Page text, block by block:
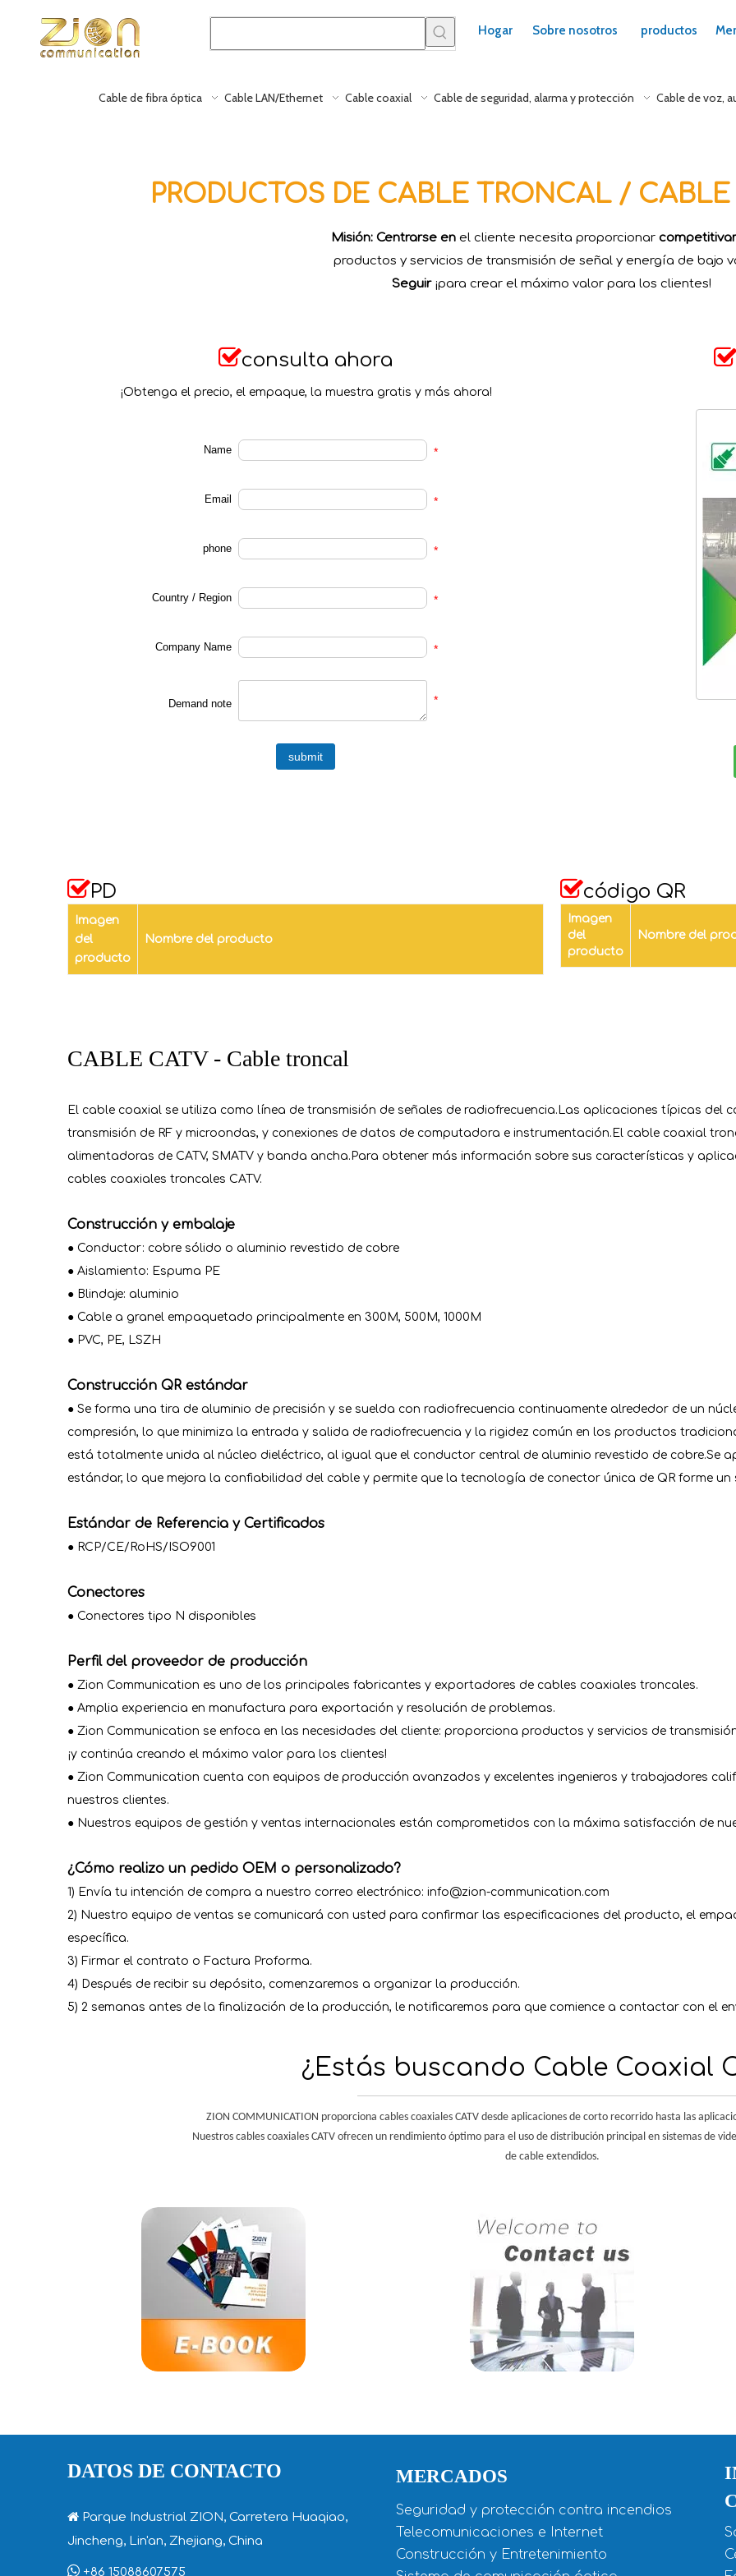
Hogar Sobre nosotros productos
Cable de fibra óptica Cable LAN/Ethernet Cable coaxial Cable de seguridad, alarma y protección Cable de voz,
PRODUCTOS DE CABLE TRONCAL /
Misión: Centrarse en el cliente necesita proporcionar
productos y servicios de transmisión de señal y energía de bajo
Seguir¡para crear el máximo valor para los clientes!
consulta ahora
¡Obtenga el precio, el empaque, la muestra gratis y más ahora!
Name *
Email *
phone *
Country / Region *
Company Name *
Demand note *
submit

PD
Imagen
del
producto
Nombre del producto
código QR
Imagen
del
producto
Nombre del
CABLE CATV - Cable troncal
El cable coaxial se utiliza como línea de transmisión de señales de radiofrecuencia.Las aplicaciones típicas del
transmisión de RF y microondas, y conexiones de datos de computadora e instrumentación.El cable coaxial
alimentadoras de CATV, SMATV y banda ancha.Para obtener más información sobre sus características y
cables coaxiales troncales CATV.
Construcción y embalaje
● Conductor: cobre sólido o aluminio revestido de cobre
● Aislamiento: Espuma PE
● Blindaje: aluminio
● Cable a granel empaquetado principalmente en 300M, 500M, 1000M
● PVC, PE, LSZH
Construcción QR estándar
● Se forma una tira de aluminio de precisión y se suelda con radiofrecuencia continuamente alrededor de un
compresión, lo que minimiza la entrada y salida de radiofrecuencia y la rigidez común en los productos
está totalmente unida al núcleo dieléctrico, al igual que el conductor central de aluminio revestido de cobre.Se
estándar, lo que mejora la confiabilidad del cable y permite que la tecnología de conector única de QR forme un
Estándar de Referencia y Certificados
● RCP/CE/RoHS/ISO9001
Conectores
● Conectores tipo N disponibles
Perfil del proveedor de producción
● Zion Communication es uno de los principales fabricantes y exportadores de cables coaxiales troncales.
● Amplia experiencia en manufactura para exportación y resolución de problemas.
● Zion Communication se enfoca en las necesidades del cliente: proporciona productos y servicios de
¡y continúa creando el máximo valor para los clientes!
● Zion Communication cuenta con equipos de producción avanzados y excelentes ingenieros y trabajadores
nuestros clientes.
● Nuestros equipos de gestión y ventas internacionales están comprometidos con la máxima satisfacción de
¿Cómo realizo un pedido OEM o personalizado?
1) Envía tu intención de compra a nuestro correo electrónico: info@zion-communication.com
2) Nuestro equipo de ventas se comunicará con usted para confirmar las especificaciones del producto, el
específica.
3) Firmar el contrato o Factura Proforma.
4) Después de recibir su depósito, comenzaremos a organizar la producción.
5) 2 semanas antes de la finalización de la producción, le notificaremos para que comience a contactar con el
¿Estás buscando Cable Coaxial
ZION COMMUNICATION proporciona cables coaxiales CATV desde aplicaciones de corto recorrido hasta las
Nuestros cables coaxiales CATV ofrecen un rendimiento óptimo para el uso de distribución principal en sistemas de
de cable extendidos.
DATOS DE CONTACTO
 Parque Industrial ZION, Carretera Huaqiao,
Jincheng, Lin'an, Zhejiang, China
 +86 15088607575
MERCADOS
Seguridad y protección contra incendios
Telecomunicaciones e Internet
Construcción y Entretenimiento